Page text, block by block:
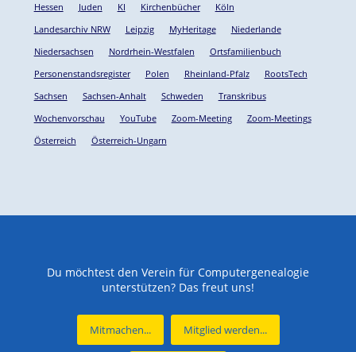
Hessen
Juden KI Kirchenbücher
Köln
Landesarchiv NRW
Leipzig MyHeritage
Niederlande
Niedersachsen
Nordrhein-Westfalen
Ortsfamilienbuch
Personenstandsregister
Polen Rheinland-Pfalz
RootsTech
Sachsen
Sachsen-Anhalt Schweden
Transkribus
Wochenvorschau
YouTube Zoom-Meeting
Zoom-Meetings
Österreich
Österreich-Ungarn
Du möchtest den Verein für Computergenealogie
unterstützen? Das freut uns!
Mitmachen... Mitglied werden...